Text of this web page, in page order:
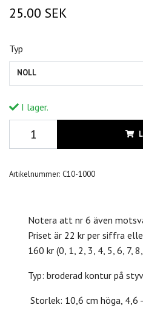
25.00 SEK
Typ
NOLL
I lager.
Artikelnummer: C10-1000
Notera att nr 6 även
Priset är 22 kr per siffra
160 kr (0, 1, 2, 3, 4, 5, 6, 7,
Typ: broderad kontur på
Storlek: 10,6 cm höga, 4,6